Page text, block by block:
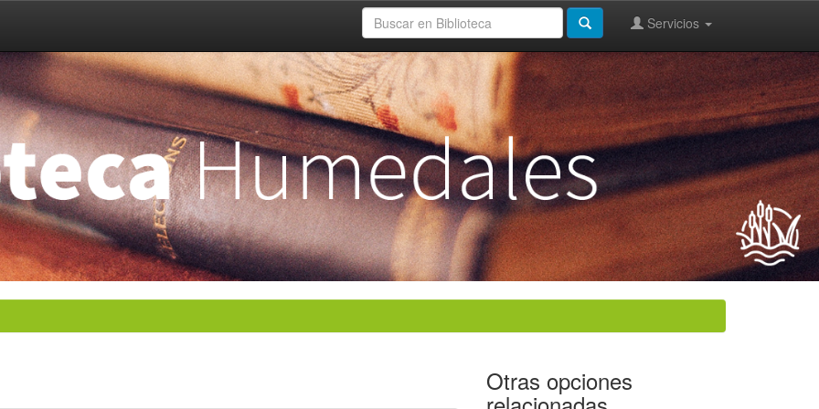
Servicios
Otras opciones